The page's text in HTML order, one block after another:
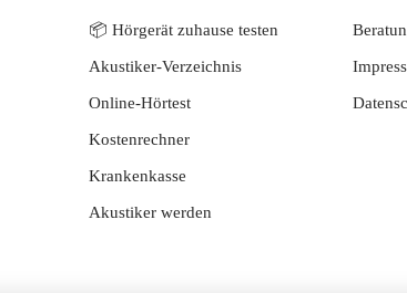
📦 Hörgerät zuhause testen
Akustiker-Verzeichnis
Online-Hörtest
Kostenrechner
Krankenkasse
Akustiker werden